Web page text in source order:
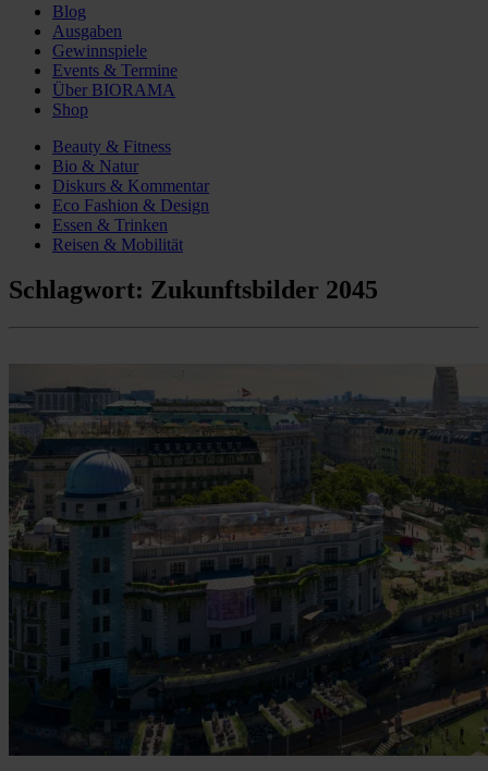
Blog
Ausgaben
Gewinnspiele
Events & Termine
Über BIORAMA
Shop
Beauty & Fitness
Bio & Natur
Diskurs & Kommentar
Eco Fashion & Design
Essen & Trinken
Reisen & Mobilität
Schlagwort: Zukunftsbilder 2045